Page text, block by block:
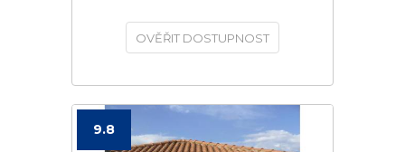
OVĚŘIT DOSTUPNOST
9.8